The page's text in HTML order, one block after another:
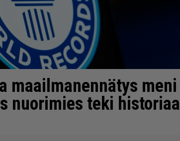
maailmanennätys meni
nuorimies teki historiaa